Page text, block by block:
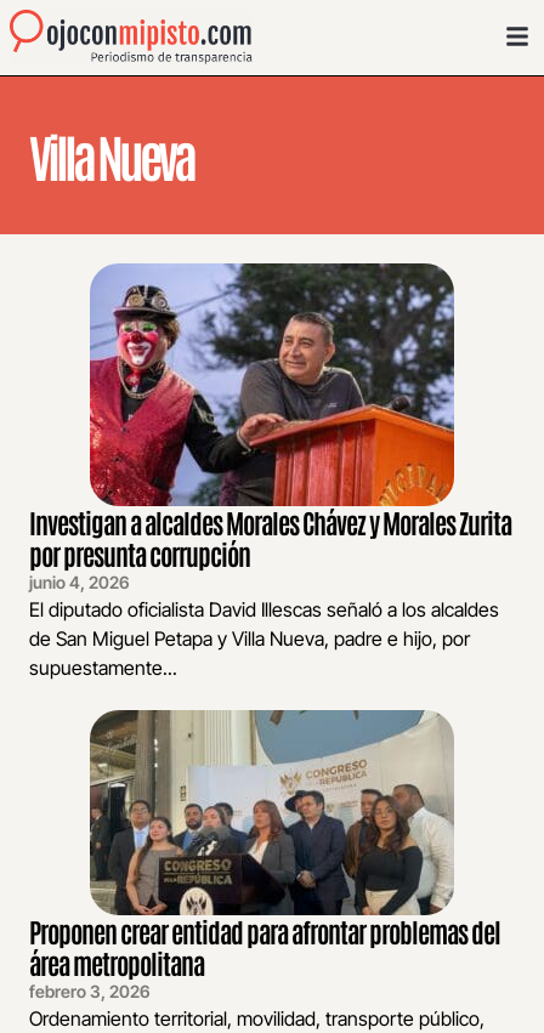
Villa Nueva
Investigan a alcaldes Morales Chávez y Morales Zurita
por presunta corrupción
junio 4, 2026
El diputado oficialista David Illescas señaló a los alcaldes
de San Miguel Petapa y Villa Nueva, padre e hijo, por
supuestamente...
Proponen crear entidad para afrontar problemas del
área metropolitana
febrero 3, 2026
Ordenamiento territorial, movilidad, transporte público,